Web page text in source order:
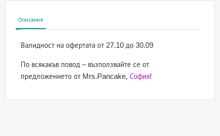
Описание
Валидност на офертатаот 27.10 до 30.09
По всякакъв повод – възползвайте се от
предложението от Mrs.Pancake,София!